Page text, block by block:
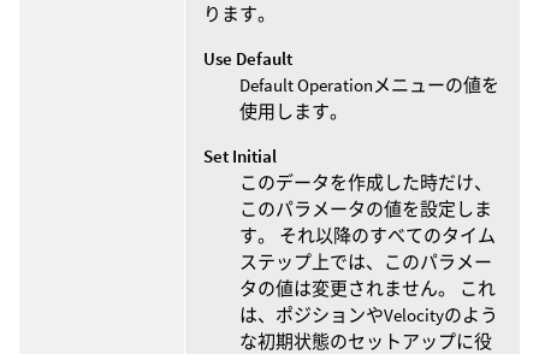
ります。
Use Default
Default Operationメニューの値を
使用します。
Set Initial
このデータを作成した時だけ、
このパラメータの値を設定しま
す。 それ以降のすべてのタイム
ステップ上では、このパラメー
タの値は変更されません。 これ
は、ポジションやVelocityのよう
な初期状態のセットアップに役